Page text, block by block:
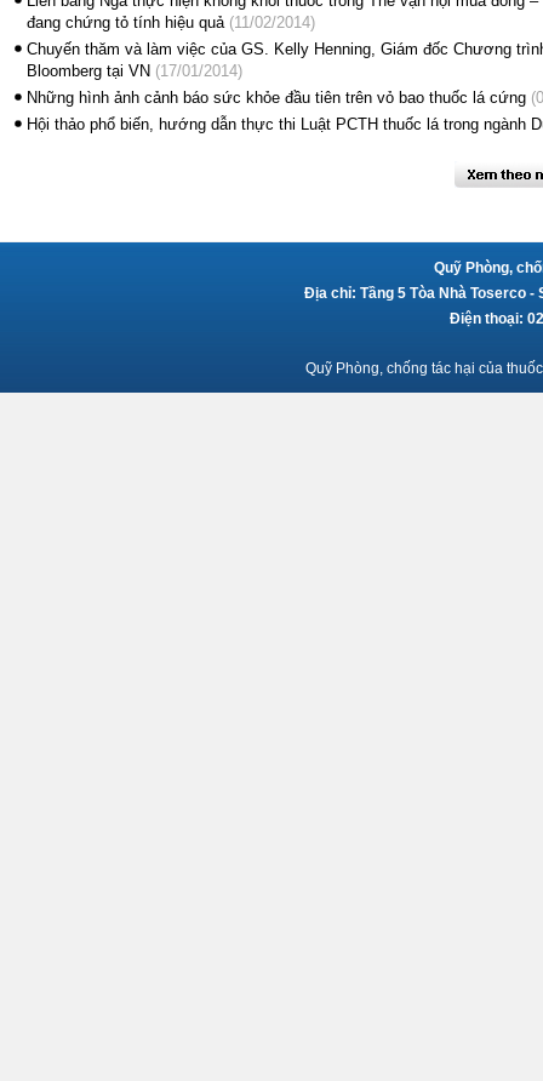
đang chứng tỏ tính hiệu quả (11/02/2014)
Chuyến thăm và làm việc của GS. Kelly Henning, Giám đốc Chương
Bloomberg tại VN (17/01/2014)
Những hình ảnh cảnh báo sức khỏe đầu tiên trên vỏ bao thuốc lá cứng
Hội thảo phổ biến, hướng dẫn thực thi Luật PCTH thuốc lá trong ngành
Quỹ Phòng,
Địa chỉ: Tầng 5 Tòa Nhà Toserco -
Điện thoại:
Quỹ Phòng, chống tác hại của